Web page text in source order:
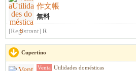
作文帳
無料
[Registrant] R
Cupertino
Venta Utilidades domésticas